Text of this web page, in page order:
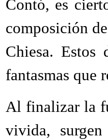
Contó, es
composición
Chiesa. Estos
fantasmas que
Al finalizar la
vivida,